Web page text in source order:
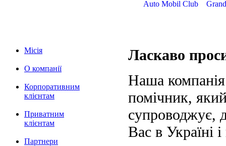
Auto Mobil Club
Місія
О компанії
Корпоративним
клієнтам
Приватним
клієнтам
Партнери
Ласкаво
Наша
помічник,
супроводжує,
Вас в Україні